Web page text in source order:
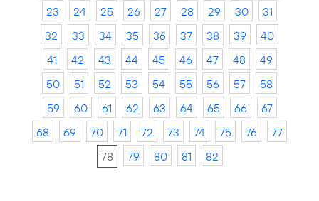
23
24 25 26 27 28 29 30
31
32
33 34 35 36 37 38 39
40
41
42 43 44 45 46 47 48
49
50
51 52 53 54 55 56 57
58
59
60 61 62 63 64 65 66
67
68
69 70 71 72 73 74 75 76
77
78
79 80 81 82